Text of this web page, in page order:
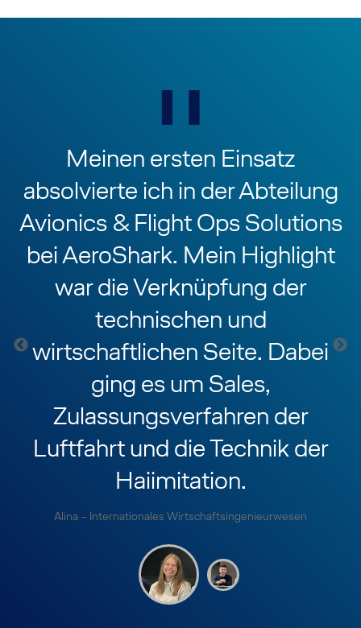
"
Meinen ersten Einsatz
absolvierte ich in der Abteilung
Avionics & Flight Ops Solutions
bei AeroShark. Mein Highlight
war die Verknüpfung der
technischen und
wirtschaftlichen Seite. Dabei
ging es um Sales,
Zulassungsverfahren der
Luftfahrt und die Technik der
Haiimitation.
Alina – Internationales Wirtschaftsingenieurwesen